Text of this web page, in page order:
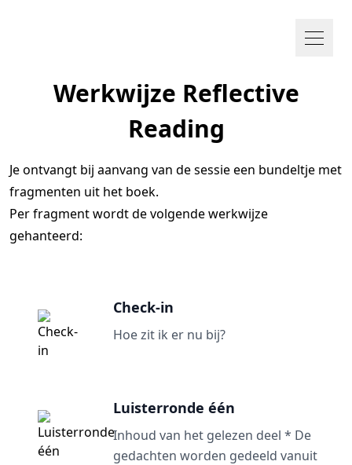
Werkwijze Reflective
Reading
Je ontvangt bij aanvang van de sessie een bundeltje met
fragmenten uit het boek.
Per fragment wordt de volgende werkwijze
gehanteerd:
Check-in
Hoe zit ik er nu bij?
Luisterronde één
Inhoud van het gelezen deel * De
gedachten worden gedeeld vanuit